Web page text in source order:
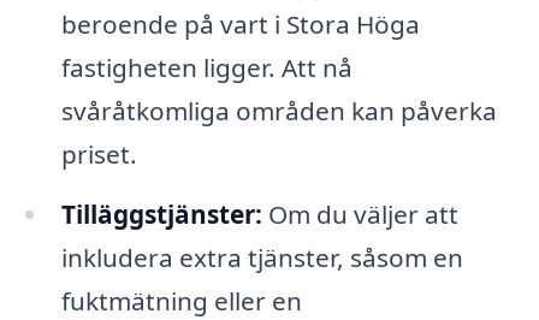
beroende på vart i Stora Höga
fastigheten ligger. Att nå
svåråtkomliga områden kan påverka
priset.
Tilläggstjänster: Om du väljer att
inkludera extra tjänster, såsom en
fuktmätning eller en